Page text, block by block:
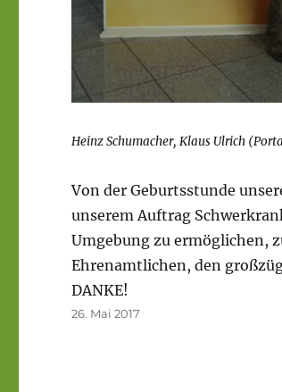
Heinz Schumacher, Klaus Ulrich
Von der Geburtsstunde
unserem Auftrag
Umgebung zu ermöglichen,
Ehrenamtlichen, den
DANKE!
Veröffentlicht
26. Mai 2017